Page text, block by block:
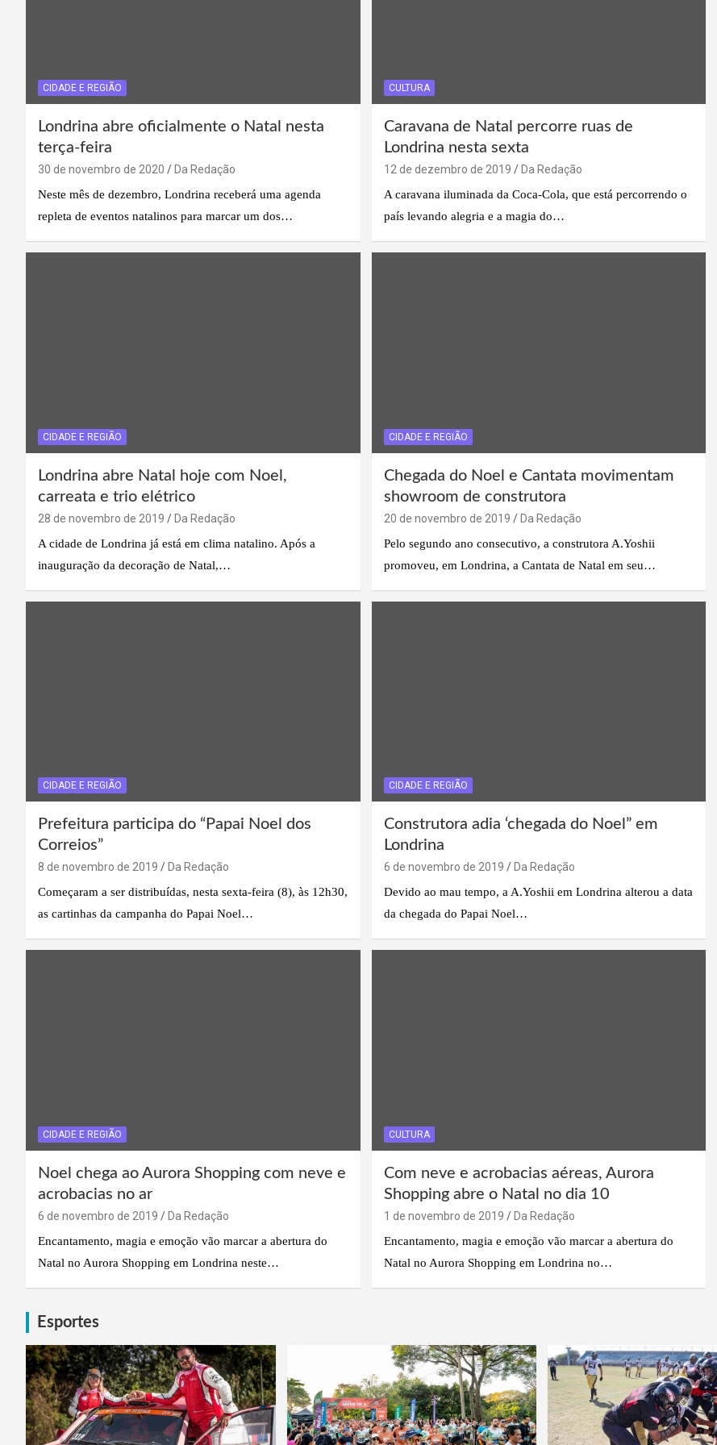
CIDADE E REGIÃO
Londrina abre oficialmente o Natal nesta
terça-feira
30 de novembro de 2020
Da Redação
Neste mês de dezembro, Londrina receberá uma agenda
repleta de eventos natalinos para marcar um dos…
CULTURA
Caravana de Natal percorre ruas de
Londrina nesta sexta
12 de dezembro de 2019
Da Redação
A caravana iluminada da Coca-Cola, que está percorrendo o
país levando alegria e a magia do…
CIDADE E REGIÃO
Londrina abre Natal hoje com Noel,
carreata e trio elétrico
28 de novembro de 2019
Da Redação
A cidade de Londrina já está em clima natalino. Após a
inauguração da decoração de Natal,…
CIDADE E REGIÃO
Chegada do Noel e Cantata movimentam
showroom de construtora
20 de novembro de 2019
Da Redação
Pelo segundo ano consecutivo, a construtora A.Yoshii
promoveu, em Londrina, a Cantata de Natal em seu…
CIDADE E REGIÃO
Prefeitura participa do “Papai Noel dos
Correios”
8 de novembro de 2019
Da Redação
Começaram a ser distribuídas, nesta sexta-feira (8), às 12h30,
as cartinhas da campanha do Papai Noel…
CIDADE E REGIÃO
Construtora adia ‘chegada do Noel” em
Londrina
6 de novembro de 2019
Da Redação
Devido ao mau tempo, a A.Yoshii em Londrina alterou a data
da chegada do Papai Noel…
CIDADE E REGIÃO
Noel chega ao Aurora Shopping com neve e
acrobacias no ar
6 de novembro de 2019
Da Redação
Encantamento, magia e emoção vão marcar a abertura do
Natal no Aurora Shopping em Londrina neste…
CULTURA
Com neve e acrobacias aéreas, Aurora
Shopping abre o Natal no dia 10
1 de novembro de 2019
Da Redação
Encantamento, magia e emoção vão marcar a abertura do
Natal no Aurora Shopping em Londrina no…
Esportes